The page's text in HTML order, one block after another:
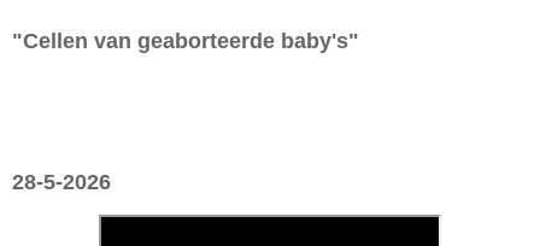
"Cellen van geaborteerde baby's"
28-5-2026